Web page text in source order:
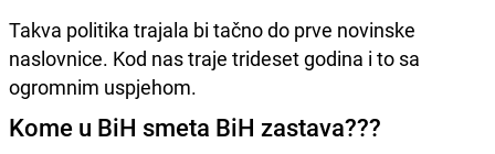
Takva politika trajala bi tačno do prve novinske
naslovnice. Kod nas traje trideset godina i to sa
ogromnim uspjehom.
Kome u BiH smeta BiH zastava???